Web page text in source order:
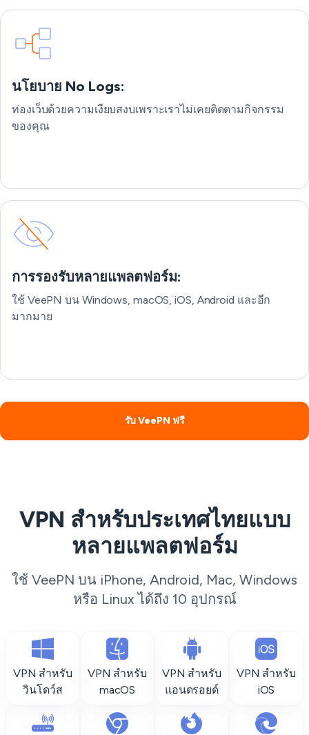
นโยบาย No Logs:
ท่องเว็บด้วยความเงียบสงบเพราะเราไม่เคยติดตามกิจกรรม
ของคุณ
การรองรับหลายแพลตฟอร์ม:
ใช้ VeePN บน Windows, macOS, iOS, Android และอีก
มากมาย
รับ VeePN ฟรี
VPN สำหรับประเทศไทยแบบ
หลายแพลตฟอร์ม
ใช้ VeePN บน iPhone, Android, Mac, Windows
หรือ Linux ได้ถึง 10 อุปกรณ์
VPN สำหรับ
วินโดว์ส
VPN สำหรับ
macOS
VPN สำหรับ
แอนดรอยด์
VPN สำหรับ
iOS